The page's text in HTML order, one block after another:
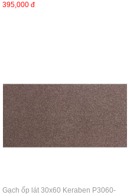
395,000 đ
Gạch ốp lát 30x60 Keraben P3060-